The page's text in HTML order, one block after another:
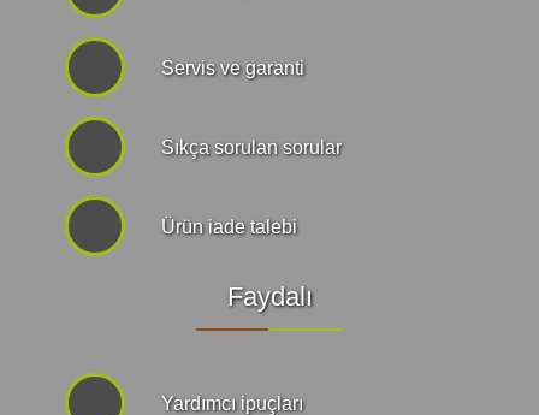
Servis ve garanti
Sıkça sorulan sorular
Ürün iade talebi
Faydalı
Yardımcı ipuçları